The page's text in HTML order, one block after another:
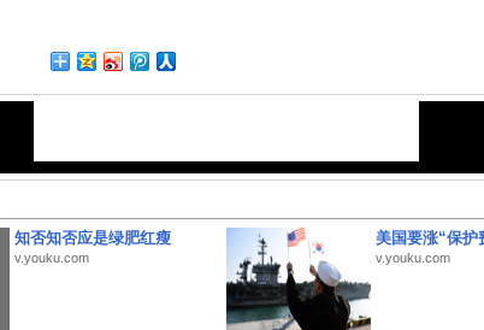
知否知否应是绿肥红瘦
v.youku.com
美国要涨“保护
v.youku.com